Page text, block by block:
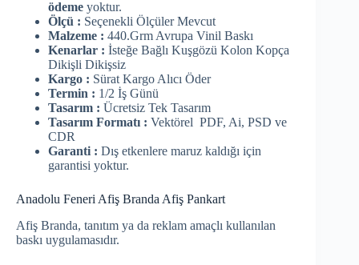
ödeme yoktur.
Ölçü : Seçenekli Ölçüler Mevcut
Malzeme : 440.Grm Avrupa Vinil Baskı
Kenarlar : İsteğe Bağlı Kuşgözü Kolon Kopça
Dikişli Dikişsiz
Kargo : Sürat Kargo Alıcı Öder
Termin : 1/2 İş Günü
Tasarım : Ücretsiz Tek Tasarım
Tasarım Formatı : Vektörel PDF, Ai, PSD ve
CDR
Garanti : Dış etkenlere maruz kaldığı için
garantisi yoktur.
Anadolu Feneri Afiş Branda Afiş Pankart
Afiş Branda, tanıtım ya da reklam amaçlı kullanılan
baskı uygulamasıdır.